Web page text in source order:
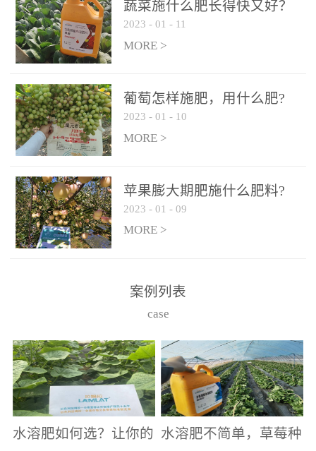
合大量元素水溶肥一起使
用，促使果实膨大，果肉
饱满，品质好，果、枝健
后期∶冲施、滴灌2.5-5kg/
亩/次配合大量元素水溶肥
一起使用，果实转色均
匀，口感好，糖度提高，
预防枝叶早衰。5、叶面喷
施︰浓度800-1500倍（1-
6kg/公顷，间隔10-14天一
次，喷1-3次。
合大量元素水溶肥一起使
后期∶冲施、滴灌2.5-5kg/
亩/次配合大量元素水溶肥
施︰浓度800-1500倍（1-
蔬菜施什么肥长得快又好？
2023 - 01 - 11
MORE >
葡萄怎样施肥，用什么肥?
2023 - 01 - 10
MORE >
苹果膨大期肥施什么肥料?
2023 - 01 - 09
MORE >
案例列表
case
水溶肥如何选？让你的 水溶肥不简单，草莓种